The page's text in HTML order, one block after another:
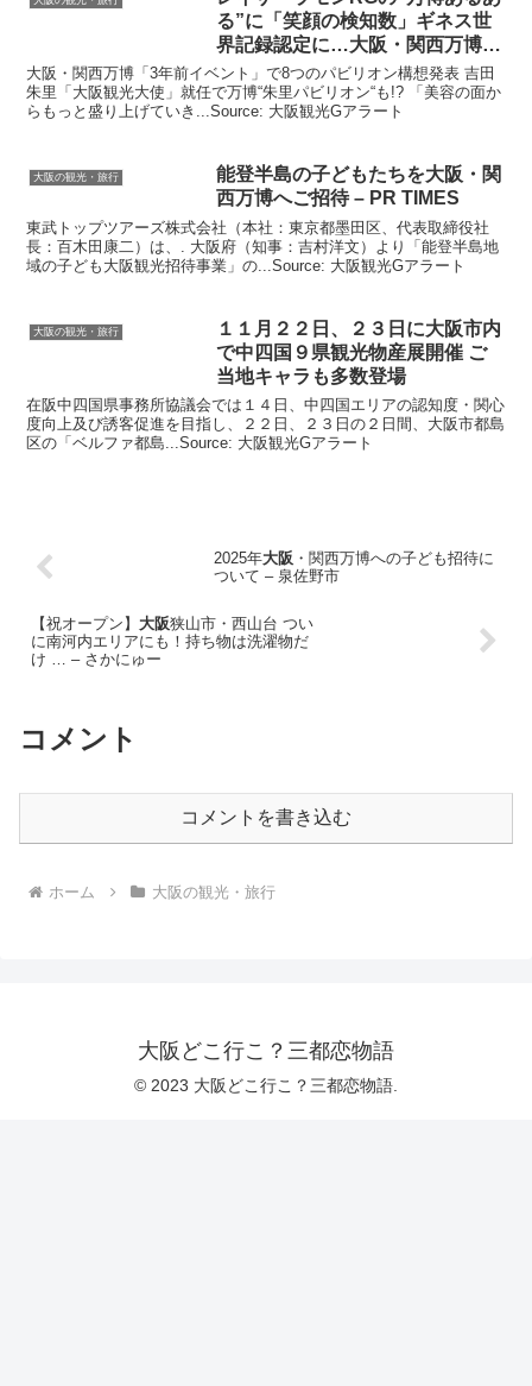
る”に「笑顔の検知数」ギネス世
界記録認定に…大阪 ・関西万博
…
大阪・関西万博「3年前イベント」で8つのパビリオン構想発表 吉田
朱里「大阪観光大使」就任で万博“朱里パビリオン“も!? 「美容の面か
らもっと盛り上げていき...Source: 大阪観光Gアラート
大阪の観光・旅行 能登半島の子どもたちを大阪 ・関
西万博へご招待 – PR TIMES
東武トップツアーズ株式会社（本社：東京都墨田区、代表取締役社
長：百木田康二）は、. 大阪府（知事：吉村洋文）より「能登半島地
域の子ども大阪観光招待事業」の...Source: 大阪観光Gアラート
大阪の観光・旅行 １１月２２日、２３日に大阪市内
で中四国９県観光物産展開催 ご
当地キャラも多数登場
在阪中四国県事務所協議会では１４日、中四国エリアの認知度・関心
度向上及び誘客促進を目指し、２２日、２３日の２日間、大阪市都島
区の「ベルファ都島...Source: 大阪観光Gアラート
2025年大阪 ・関西万博への子ども招待に
ついて – 泉佐野市
【祝オープン】 大阪狭山市・西山台 つい
に南河内エリアにも！持ち物は洗濯物だ
け … – さかにゅー
コメント
コメントを書き込む
ホーム 大阪の観光・旅行
大阪どこ行こ？三都恋物語
© 2023 大阪どこ行こ？三都恋物語.